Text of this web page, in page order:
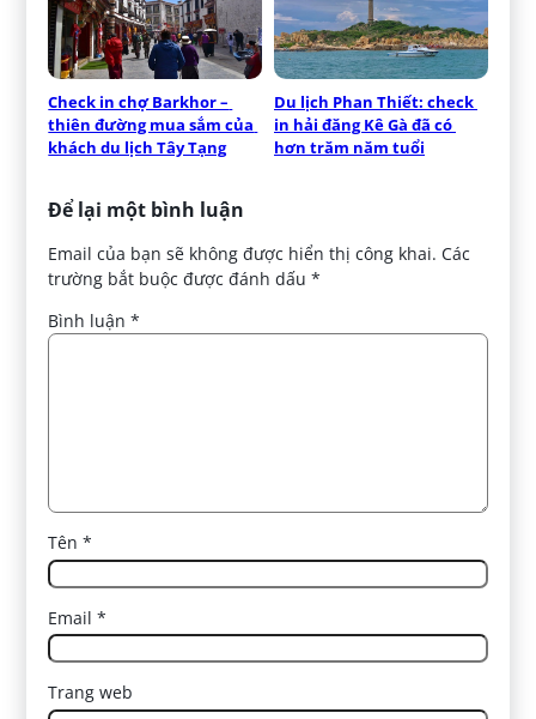
Check in chợ Barkhor –
thiên đường mua sắm của
khách du lịch Tây Tạng
Du lịch Phan Thiết: check
in hải đăng Kê Gà đã có
hơn trăm năm tuổi
Để lại một bình luận
Email của bạn sẽ không được hiển thị công khai. Các
trường bắt buộc được đánh dấu*
Bình luận*
Tên*
Email*
Trang web